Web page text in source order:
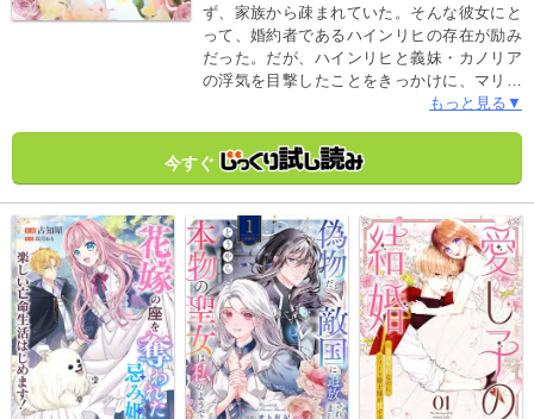
ず、家族から疎まれていた。そんな彼女にと
って、婚約者であるハインリヒの存在が励み
だった。だが、ハインリヒと義妹・カノリア
の浮気を目撃したことをきっかけに、マリー
シャは自分の前世が『黒聖女』だったことを
ことを決め、逃げようとするマリーシャ。そ
んな彼女の前に苦しむセオドアが現れて…一
入れたいセオドアの仮初の婚約者生活の行方
はー！？
もっと見る▼
今すぐ